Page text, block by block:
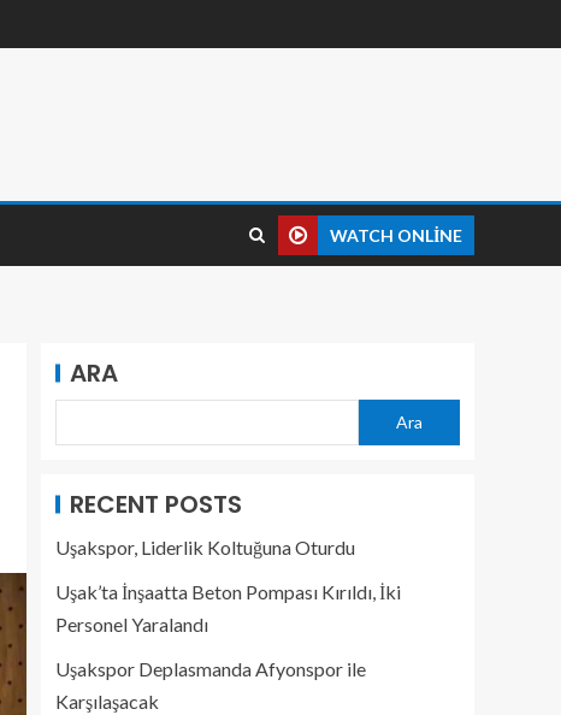
WATCH ONLINE
ARA
Ara
RECENT POSTS
Uşakspor, Liderlik Koltuğuna Oturdu
Uşak’ta İnşaatta Beton Pompası Kırıldı, İki
Personel Yaralandı
Uşakspor Deplasmanda Afyonspor ile
Karşılaşacak